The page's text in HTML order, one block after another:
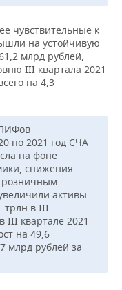
чувствительные к
на устойчивую
млрд рублей,
III квартала 2021
на 4,3
по 2021 год СЧА
на фоне
снижения
розничным
активы
трлн в III
III квартале 2021-
на 49,6
млрд рублей за